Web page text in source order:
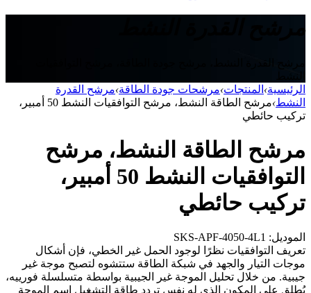
الرئيسية› المنتجات›مرشحات جودة الطاقة›مرشح القدرة
النشط›
مرشح الطاقة النشط، مرشح التوافقيات النشط 50 أمبير،
تركيب حائطي
مرشح الطاقة النشط، مرشح
التوافقيات النشط 50 أمبير،
تركيب حائطي
الموديل: SKS-APF-4050-4L1
تعريف التوافقيات نظرًا لوجود الحمل غير الخطي، فإن أشكال
موجات التيار والجهد في شبكة الطاقة ستتشوه لتصبح موجة غير
جيبية. من خلال تحليل الموجة غير الجيبية بواسطة متسلسلة فورييه،
يُطلق على المكون الذي له نفس تردد طاقة التشغيل اسم الموجة